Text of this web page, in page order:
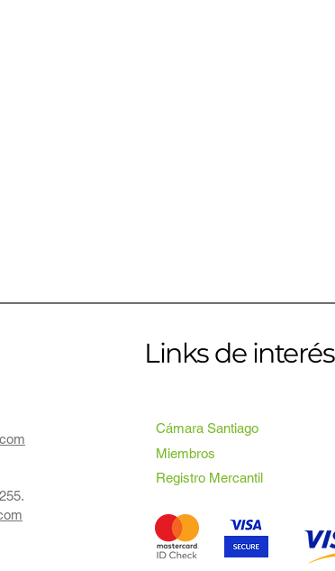
Links de interés
Cámara Santiago
Miembros
Registro Mercantil